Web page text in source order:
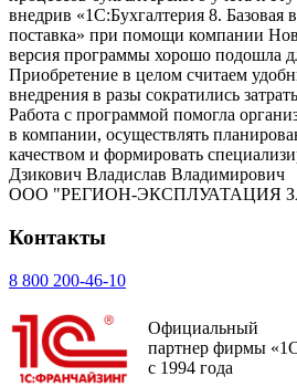
внедрив «1С:Бухгалтерия 8. Базовая
поставка» при помощи компании
версия программы хорошо подошла
Приобретение в целом считаем
внедрения в разы сократились
Работа с программой помогла
в компании, осуществлять
качеством и формировать
Дзикович Владислав Владимирович
ООО "РЕГИОН-ЭКСПЛУАТАЦИЯ
Контакты
8 800 200-46-10
Официальный
партнер фирмы
с 1994 года